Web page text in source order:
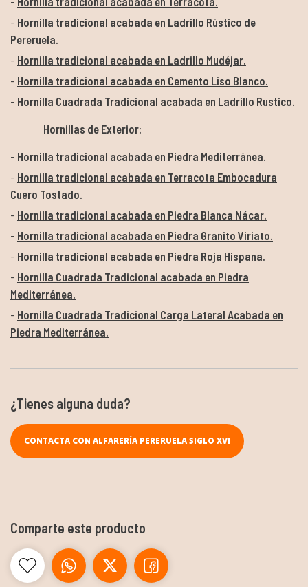
Hornilla tradicional acabada en Ladrillo Rústico de
Pereruela.
Hornilla tradicional acabada en Ladrillo Mudéjar.
Hornilla tradicional acabada en Cemento Liso Blanco.
Hornilla Cuadrada Tradicional acabada en Ladrillo Rustico.
Hornillas de Exterior:
Hornilla tradicional acabada en Piedra Mediterránea.
Hornilla tradicional acabada en Terracota Embocadura
Cuero Tostado.
Hornilla tradicional acabada en Piedra Blanca Nácar.
Hornilla tradicional acabada en Piedra Granito Viriato.
Hornilla tradicional acabada en Piedra Roja Hispana.
Hornilla Cuadrada Tradicional acabada en Piedra
Mediterránea.
Hornilla Cuadrada Tradicional Carga Lateral Acabada en
Piedra Mediterránea.
¿Tienes alguna duda?
CONTACTA CON ALFARERÍA PERERUELA SIGLO XVI
Comparte este producto